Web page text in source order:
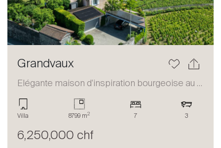
Grandvaux
Elégante maison d'inspiration bourgeoise au coeur du Lavaux
Villa 8799 m2 7 3
6,250,000 chf